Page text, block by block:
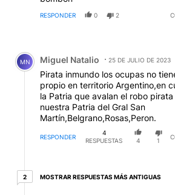
RESPONDER 0 2
Comentario de Miguel Natalio.
MN Miguel Natalio 25 DE JULIO DE 2023
Pirata inmundo los ocupas no
propio en territorio Argentino,en
la Patria que avalan el robo
nuestra Patria del Gral San
Martín,Belgrano,Rosas,Peron.
RESPONDER
4
RESPUESTAS
4 1
22 respuestas más antiguas
MOSTRAR RESPUESTAS MÁS ANTIGUAS